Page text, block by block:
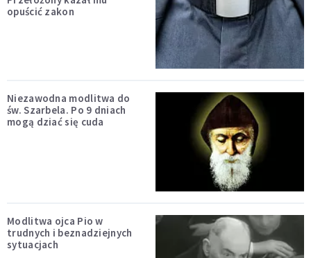
opuścić zakon
Niezawodna modlitwa do
św. Szarbela. Po 9 dniach
mogą dziać się cuda
Modlitwa ojca Pio w
trudnych i beznadziejnych
sytuacjach